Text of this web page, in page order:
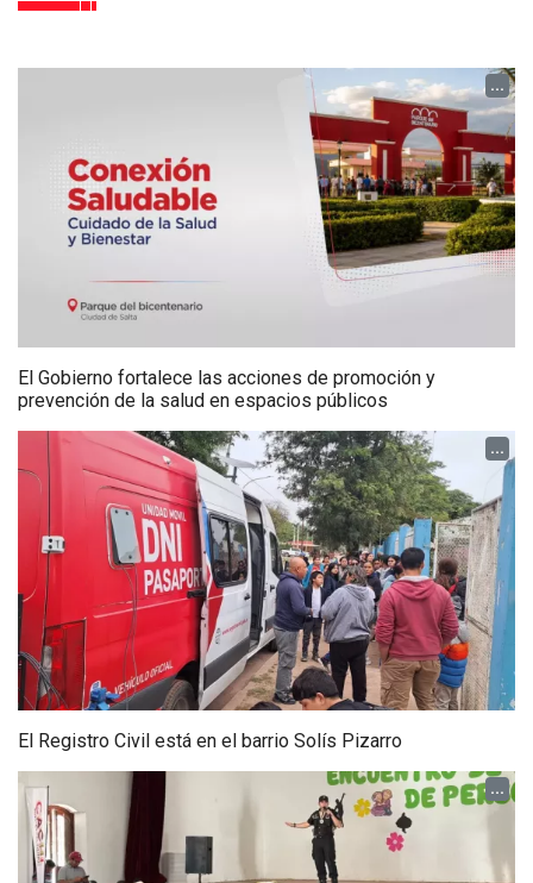
...
El Gobierno fortalece las acciones de promoción y
prevención de la salud en espacios públicos
...
El Registro Civil está en el barrio Solís Pizarro
...